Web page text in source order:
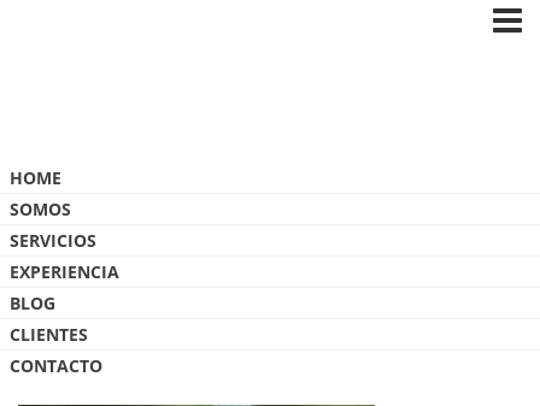
HOME
SOMOS
SERVICIOS
EXPERIENCIA
BLOG
CLIENTES
CONTACTO
GRILLO 1
9 ABRIL, 2025